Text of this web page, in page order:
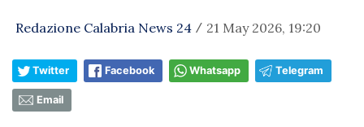
Redazione Calabria News 24 / 21 May 2026, 19:20
Twitter Facebook Whatsapp Telegram
Email